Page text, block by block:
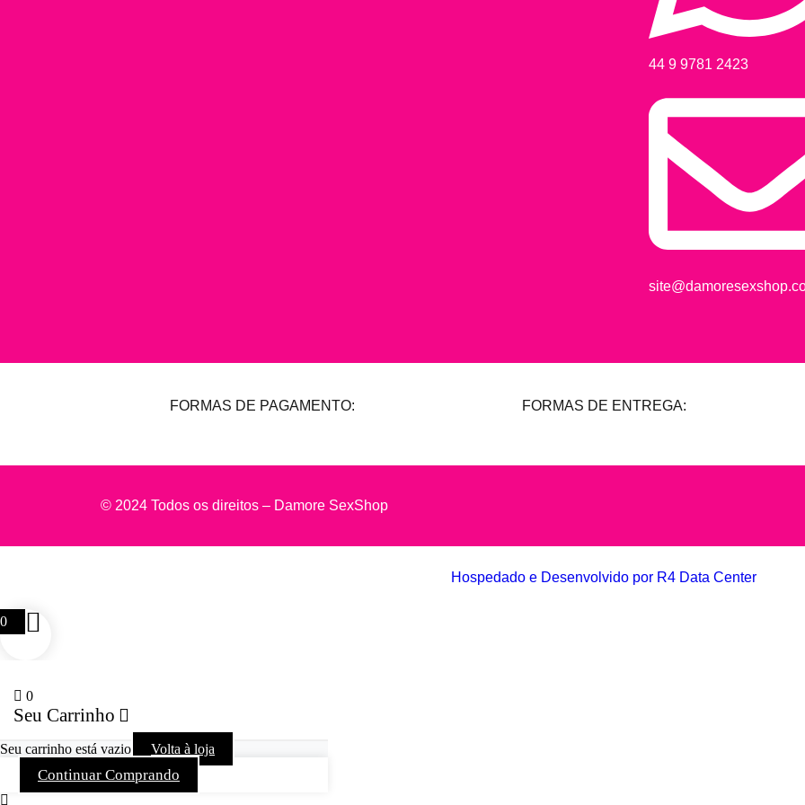
44 9 9781 2423
FORMAS DE PAGAMENTO: FORMAS DE ENTREGA:
© 2024 Todos os direitos – Damore SexShop
Hospedado e Desenvolvido por R4 Data Center
0
0
Seu Carrinho
Seu carrinho está vazio Volta à loja
Continuar Comprando